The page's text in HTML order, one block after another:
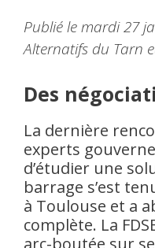
Publié le mardi 27
Alternatifs du Tarn
Des
La dernière
experts
d’étudier une
barrage s’est
à Toulouse et a
complète. La